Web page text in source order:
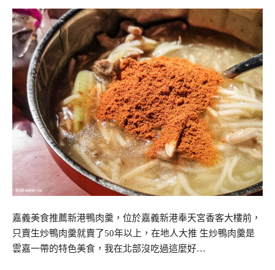
嘉義美食推薦新港鴨肉羹，位於嘉義新港奉天宮香客大樓前，
只賣生炒鴨肉羹就賣了50年以上，在地人大推 生炒鴨肉羹是
雲嘉一帶的特色美食，我在北部沒吃過這麼好…